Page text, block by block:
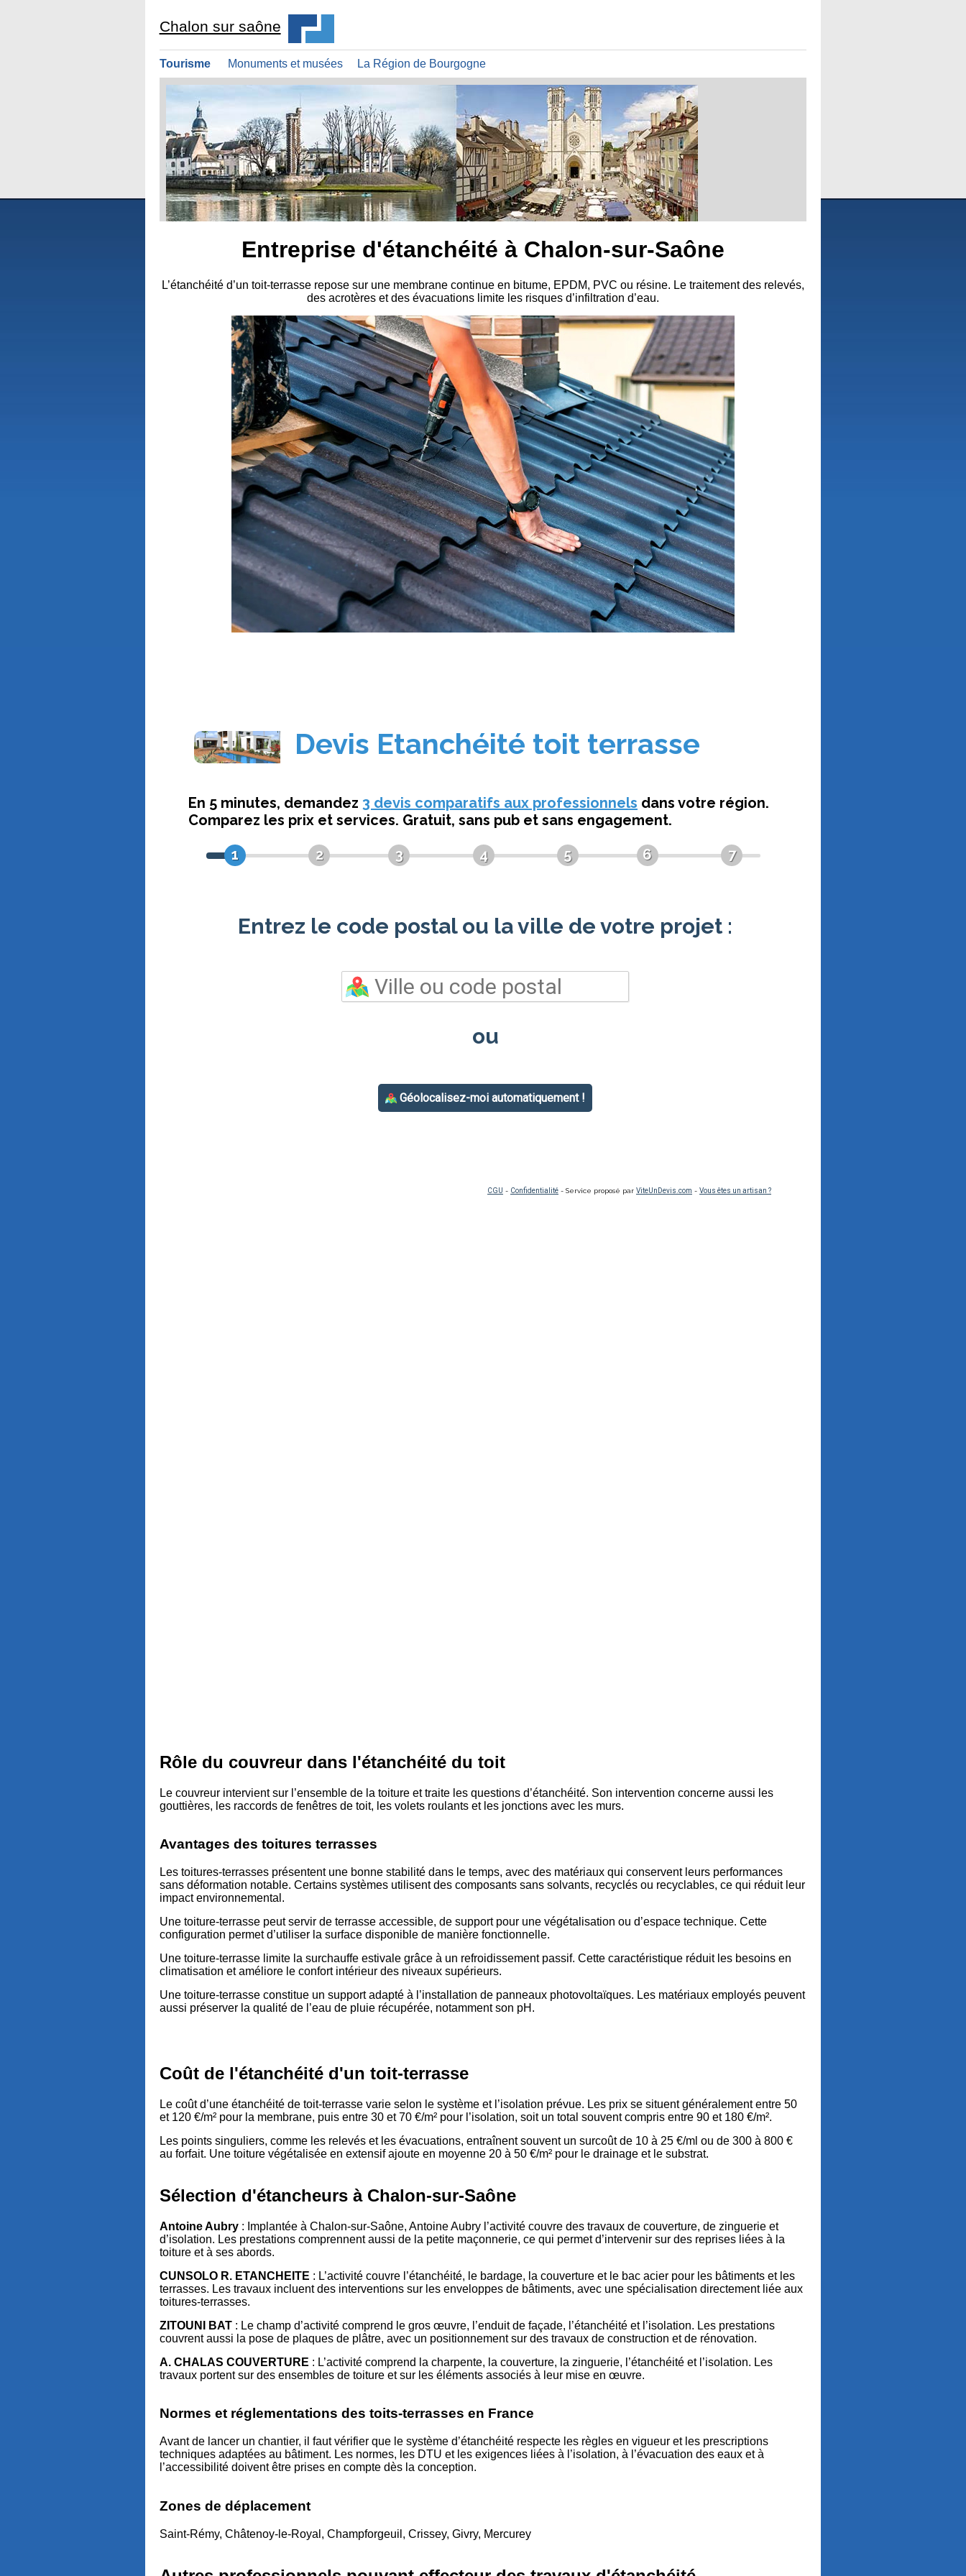
Chalon sur saône
Tourisme Monuments et musées La Région de Bourgogne
Entreprise d'étanchéité à Chalon-sur-Saône
L’étanchéité d’un toit-terrasse repose sur une membrane continue en bitume, EPDM, PVC ou résine. Le traitement des relevés,
des acrotères et des évacuations limite les risques d’infiltration d’eau.
Rôle du couvreur dans l'étanchéité du toit
Le couvreur intervient sur l’ensemble de la toiture et traite les questions d’étanchéité. Son intervention concerne aussi les
gouttières, les raccords de fenêtres de toit, les volets roulants et les jonctions avec les murs.
Avantages des toitures terrasses
Les toitures-terrasses présentent une bonne stabilité dans le temps, avec des matériaux qui conservent leurs performances
sans déformation notable. Certains systèmes utilisent des composants sans solvants, recyclés ou recyclables, ce qui réduit leur
impact environnemental.
Une toiture-terrasse peut servir de terrasse accessible, de support pour une végétalisation ou d’espace technique. Cette
configuration permet d’utiliser la surface disponible de manière fonctionnelle.
Une toiture-terrasse limite la surchauffe estivale grâce à un refroidissement passif. Cette caractéristique réduit les besoins en
climatisation et améliore le confort intérieur des niveaux supérieurs.
Une toiture-terrasse constitue un support adapté à l’installation de panneaux photovoltaïques. Les matériaux employés peuvent
aussi préserver la qualité de l’eau de pluie récupérée, notamment son pH.
Coût de l'étanchéité d'un toit-terrasse
Le coût d’une étanchéité de toit-terrasse varie selon le système et l’isolation prévue. Les prix se situent généralement entre 50
et 120 €/m² pour la membrane, puis entre 30 et 70 €/m² pour l’isolation, soit un total souvent compris entre 90 et 180 €/m².
Les points singuliers, comme les relevés et les évacuations, entraînent souvent un surcoût de 10 à 25 €/ml ou de 300 à 800 €
au forfait. Une toiture végétalisée en extensif ajoute en moyenne 20 à 50 €/m² pour le drainage et le substrat.
Sélection d'étancheurs à Chalon-sur-Saône
Antoine Aubry: Implantée à Chalon-sur-Saône, Antoine Aubry l’activité couvre des travaux de couverture, de zinguerie et
d’isolation. Les prestations comprennent aussi de la petite maçonnerie, ce qui permet d’intervenir sur des reprises liées à la
toiture et à ses abords.
CUNSOLO R. ETANCHEITE : L’activité couvre l’étanchéité, le bardage, la couverture et le bac acier pour les bâtiments et les
terrasses. Les travaux incluent des interventions sur les enveloppes de bâtiments, avec une spécialisation directement liée aux
toitures-terrasses.
ZITOUNI BAT: Le champ d’activité comprend le gros œuvre, l’enduit de façade, l’étanchéité et l’isolation. Les prestations
couvrent aussi la pose de plaques de plâtre, avec un positionnement sur des travaux de construction et de rénovation.
A. CHALAS COUVERTURE : L’activité comprend la charpente, la couverture, la zinguerie, l’étanchéité et l’isolation. Les
travaux portent sur des ensembles de toiture et sur les éléments associés à leur mise en œuvre.
Normes et réglementations des toits-terrasses en France
Avant de lancer un chantier, il faut vérifier que le système d’étanchéité respecte les règles en vigueur et les prescriptions
techniques adaptées au bâtiment. Les normes, les DTU et les exigences liées à l’isolation, à l’évacuation des eaux et à
l’accessibilité doivent être prises en compte dès la conception.
Zones de déplacement
Saint-Rémy, Châtenoy-le-Royal, Champforgeuil, Crissey, Givry, Mercurey